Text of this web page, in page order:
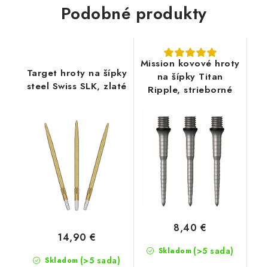
Podobné produkty
Target hroty na šípky
steel Swiss SLK, zlaté
Skladom (>5 sada)
14,90 €
Mission kovové hroty
na šípky Titan
Ripple, strieborné
Skladom (>5 sada)
8,40 €